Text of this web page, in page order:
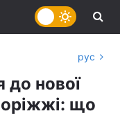
рус
до нової
що